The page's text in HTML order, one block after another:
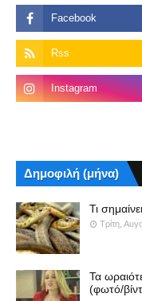
Δημοφιλή (μήνα)
Τι
Τρίτη,
Τα
(φωτό/